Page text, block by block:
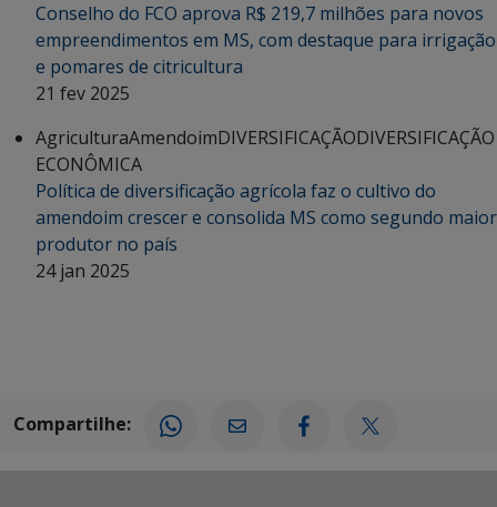
Conselho do FCO aprova R$ 219,7 milhões para novos
empreendimentos em MS, com destaque para irrigação
e pomares de citricultura
21 fev 2025
AgriculturaAmendoimDIVERSIFICAÇÃODIVERSIFICAÇÃO
ECONÔMICA
Política de diversificação agrícola faz o cultivo do
amendoim crescer e consolida MS como segundo maior
produtor no país
24 jan 2025
Compartilhe: